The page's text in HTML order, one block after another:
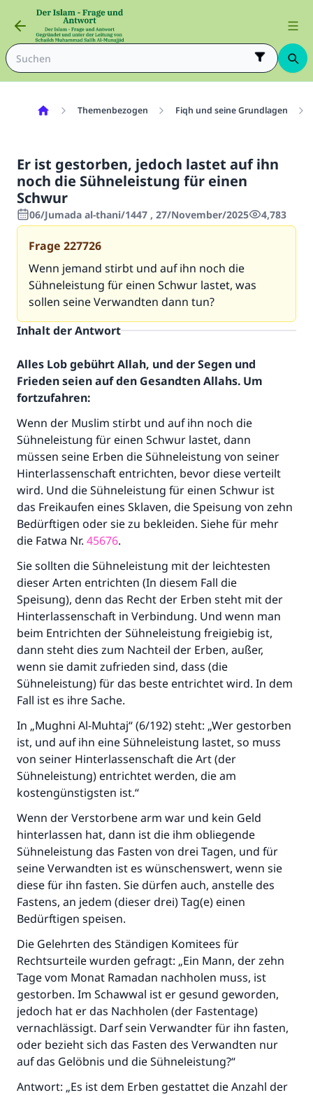
Themenbezogen Fiqh und seine Grundlagen
Er ist gestorben, jedoch lastet auf ihn
noch die Sühneleistung für einen
Schwur
06/Jumada al-thani/1447 , 27/November/2025 4,783
Frage 227726
Wenn jemand stirbt und auf ihn noch die
Sühneleistung für einen Schwur lastet, was
sollen seine Verwandten dann tun?
Inhalt der Antwort
Alles Lob gebührt Allah, und der Segen und
Frieden seien auf den Gesandten Allahs. Um
fortzufahren:
Wenn der Muslim stirbt und auf ihn noch die
Sühneleistung für einen Schwur lastet, dann
müssen seine Erben die Sühneleistung von seiner
Hinterlassenschaft entrichten, bevor diese verteilt
wird. Und die Sühneleistung für einen Schwur ist
das Freikaufen eines Sklaven, die Speisung von zehn
Bedürftigen oder sie zu bekleiden. Siehe für mehr
die Fatwa Nr. 45676.
Sie sollten die Sühneleistung mit der leichtesten
dieser Arten entrichten (In diesem Fall die
Speisung), denn das Recht der Erben steht mit der
Hinterlassenschaft in Verbindung. Und wenn man
beim Entrichten der Sühneleistung freigiebig ist,
dann steht dies zum Nachteil der Erben, außer,
wenn sie damit zufrieden sind, dass (die
Sühneleistung) für das beste entrichtet wird. In dem
Fall ist es ihre Sache.
In „Mughni Al-Muhtaj“ (6/192) steht: „Wer gestorben
ist, und auf ihn eine Sühneleistung lastet, so muss
von seiner Hinterlassenschaft die Art (der
Sühneleistung) entrichtet werden, die am
kostengünstigsten ist.“
Wenn der Verstorbene arm war und kein Geld
hinterlassen hat, dann ist die ihm obliegende
Sühneleistung das Fasten von drei Tagen, und für
seine Verwandten ist es wünschenswert, wenn sie
diese für ihn fasten. Sie dürfen auch, anstelle des
Fastens, an jedem (dieser drei) Tag(e) einen
Bedürftigen speisen.
Die Gelehrten des Ständigen Komitees für
Rechtsurteile wurden gefragt: „Ein Mann, der zehn
Tage vom Monat Ramadan nachholen muss, ist
gestorben. Im Schawwal ist er gesund geworden,
jedoch hat er das Nachholen (der Fastentage)
vernachlässigt. Darf sein Verwandter für ihn fasten,
oder bezieht sich das Fasten des Verwandten nur
auf das Gelöbnis und die Sühneleistung?“
Antwort: „Es ist dem Erben gestattet die Anzahl der